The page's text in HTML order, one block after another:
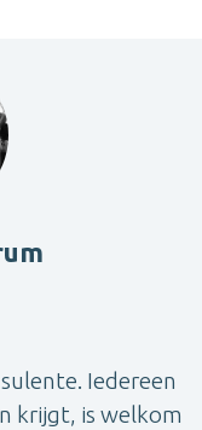
Iedereen
krijgt, is welkom